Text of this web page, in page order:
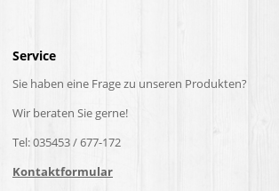
Service
Sie haben eine Frage zu unseren Produkten?
Wir beraten Sie gerne!
Tel: 035453 / 677-172
Kontaktformular